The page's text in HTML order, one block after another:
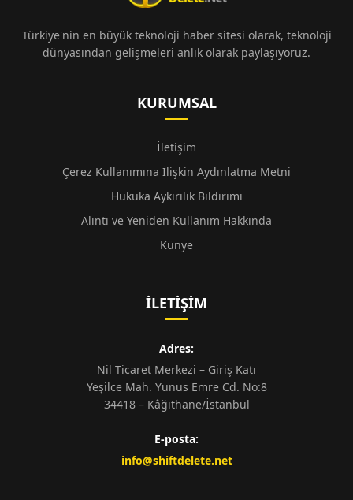
Türkiye'nin en büyük teknoloji haber sitesi olarak, teknoloji
dünyasından gelişmeleri anlık olarak paylaşıyoruz.
KURUMSAL
İletişim
Çerez Kullanımına İlişkin Aydınlatma Metni
Hukuka Aykırılık Bildirimi
Alıntı ve Yeniden Kullanım Hakkında
Künye
İLETIŞIM
Adres:
Nil Ticaret Merkezi – Giriş Katı
Yeşilce Mah. Yunus Emre Cd. No:8
34418 – Kâğıthane/İstanbul
E-posta:
info@shiftdelete.net